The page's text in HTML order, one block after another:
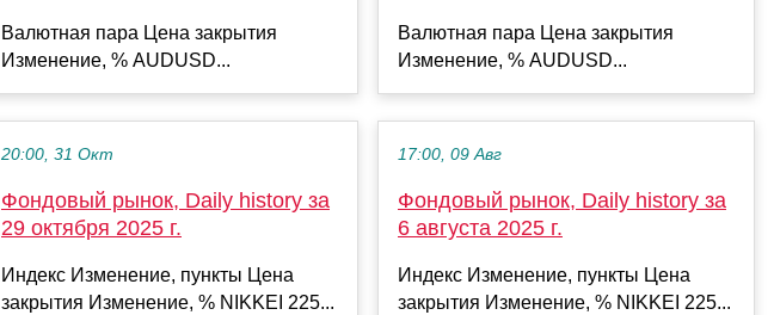
Валютная пара Цена закрытия
Изменение, % AUDUSD...
20:00, 31 Окт
Фондовый рынок, Daily history за
29 октября 2025 г.
Индекс Изменение, пункты Цена
закрытия Изменение, % NIKKEI 225...
Валютная пара Цена закрытия
Изменение, % AUDUSD...
17:00, 09 Авг
Фондовый рынок, Daily history за
6 августа 2025 г.
Индекс Изменение, пункты Цена
закрытия Изменение, % NIKKEI 225...